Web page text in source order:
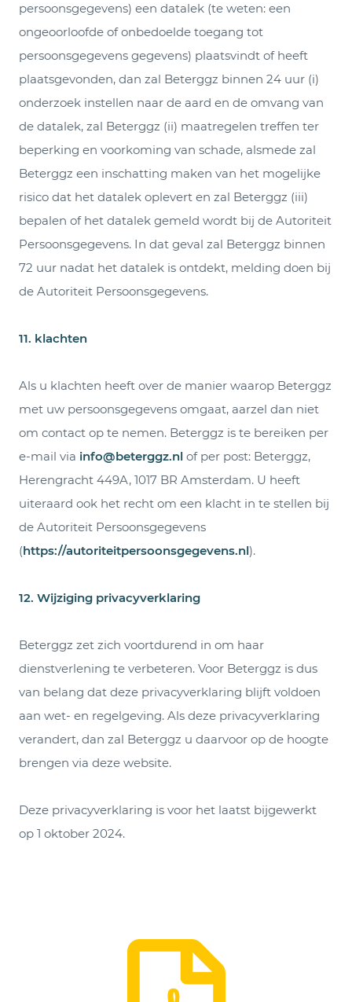
persoonsgegevens) een datalek (te weten: een
ongeoorloofde of onbedoelde toegang tot
persoonsgegevens gegevens) plaatsvindt of heeft
plaatsgevonden, dan zal Beterggz binnen 24 uur (i)
onderzoek instellen naar de aard en de omvang van
de datalek, zal Beterggz (ii) maatregelen treffen ter
beperking en voorkoming van schade, alsmede zal
Beterggz een inschatting maken van het mogelijke
risico dat het datalek oplevert en zal Beterggz (iii)
bepalen of het datalek gemeld wordt bij de Autoriteit
Persoonsgegevens. In dat geval zal Beterggz binnen
72 uur nadat het datalek is ontdekt, melding doen bij
de Autoriteit Persoonsgegevens.
11. klachten
Als u klachten heeft over de manier waarop Beterggz
met uw persoonsgegevens omgaat, aarzel dan niet
om contact op te nemen. Beterggz is te bereiken per
e-mail via info@beterggz.nl of per post: Beterggz,
Herengracht 449A, 1017 BR Amsterdam. U heeft
uiteraard ook het recht om een klacht in te stellen bij
de Autoriteit Persoonsgegevens
(https://autoriteitpersoonsgegevens.nl).
12. Wijziging privacyverklaring
Beterggz zet zich voortdurend in om haar
dienstverlening te verbeteren. Voor Beterggz is dus
van belang dat deze privacyverklaring blijft voldoen
aan wet- en regelgeving. Als deze privacyverklaring
verandert, dan zal Beterggz u daarvoor op de hoogte
brengen via deze website.
Deze privacyverklaring is voor het laatst bijgewerkt
op 1 oktober 2024.